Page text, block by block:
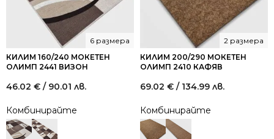
КИЛИМ 160/240 МОКЕТЕН
ОЛИМП 2441 ВИЗОН
6 размера
46.02 € / 90.01 лв.
Комбинирайте
КИЛИМ 200/290 МОКЕТЕН
ОЛИМП 2410 КАФЯВ
2 размера
69.02 € / 134.99 лв.
Комбинирайте